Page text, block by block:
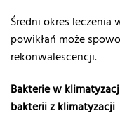
Średni okres
powikłań może
rekonwalescencji.
Bakterie w
bakterii z klimatyzacji